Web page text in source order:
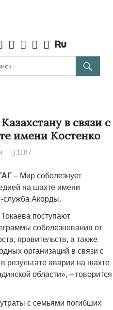
в связи с
имени Костенко
1187
– Мир соболезнует
на шахте имени
служба Акорды.
поступают
соболезнования от
правительств, а также
организаций в связи с
результате аварии на шахте
области», – говорится
с семьями погибших